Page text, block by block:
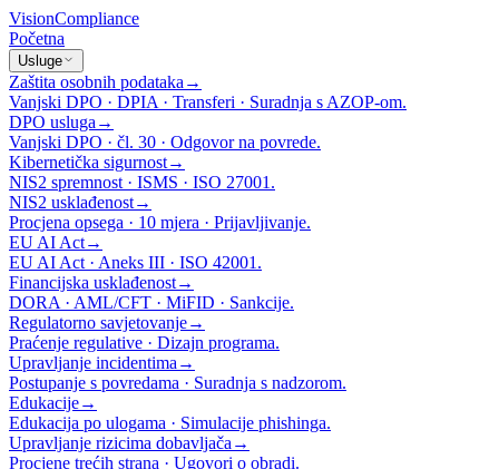
VisionCompliance
Početna
Usluge
Zaštita osobnih podataka →
Vanjski DPO · DPIA · Transferi · Suradnja s AZOP-om.
DPO usluga →
Vanjski DPO · čl. 30 · Odgovor na povrede.
Kibernetička sigurnost→
NIS2 spremnost · ISMS · ISO 27001.
NIS2 usklađenost→
Procjena opsega · 10 mjera · Prijavljivanje.
EU AI Act→
EU AI Act · Aneks III · ISO 42001.
Financijska usklađenost→
DORA · AML/CFT · MiFID · Sankcije.
Regulatorno savjetovanje→
Praćenje regulative · Dizajn programa.
Upravljanje incidentima →
Postupanje s povredama · Suradnja s nadzorom.
Edukacije→
Edukacija po ulogama · Simulacije phishinga.
Upravljanje rizicima dobavljača →
Procjene trećih strana · Ugovori o obradi.